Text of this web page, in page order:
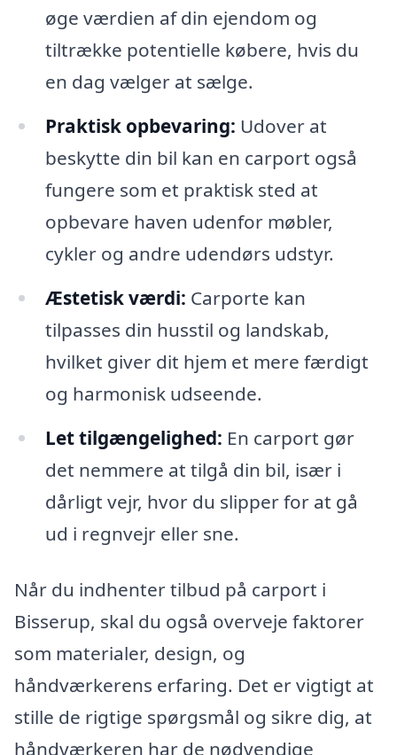
øge værdien af din ejendom og
tiltrække potentielle købere, hvis du
en dag vælger at sælge.
Praktisk opbevaring: Udover at
beskytte din bil kan en carport også
fungere som et praktisk sted at
opbevare haven udenfor møbler,
cykler og andre udendørs udstyr.
Æstetisk værdi: Carporte kan
tilpasses din husstil og landskab,
hvilket giver dit hjem et mere færdigt
og harmonisk udseende.
Let tilgængelighed: En carport gør
det nemmere at tilgå din bil, især i
dårligt vejr, hvor du slipper for at gå
ud i regnvejr eller sne.
Når du indhenter tilbud på carport i
Bisserup, skal du også overveje faktorer
som materialer, design, og
håndværkerens erfaring. Det er vigtigt at
stille de rigtige spørgsmål og sikre dig, at
håndværkeren har de nødvendige